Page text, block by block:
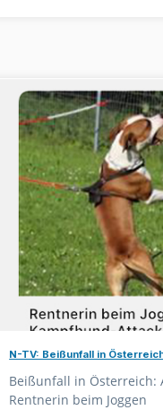
N-TV: Beißunfall in
Beißunfall in Österreich:
Rentnerin beim Joggen